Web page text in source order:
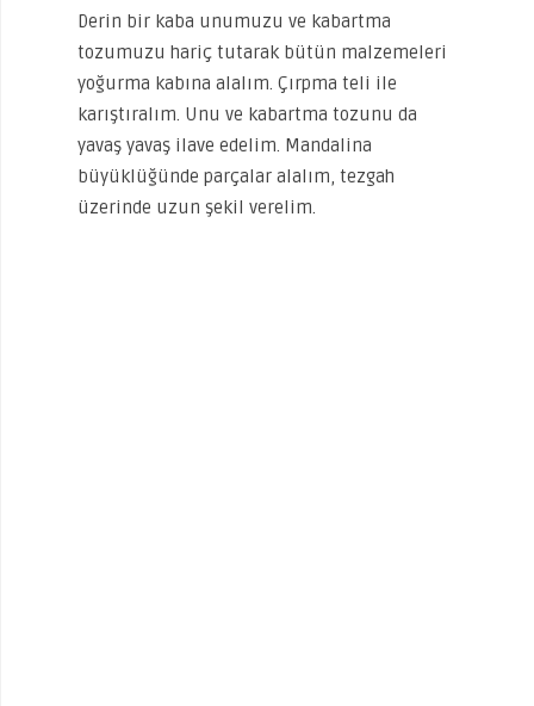
Derin bir kaba unumuzu ve kabartma
tozumuzu hariç tutarak bütün malzemeleri
yoğurma kabına alalım. Çırpma teli ile
karıştıralım. Unu ve kabartma tozunu da
yavaş yavaş ilave edelim. Mandalina
büyüklüğünde parçalar alalım, tezgah
üzerinde uzun şekil verelim.